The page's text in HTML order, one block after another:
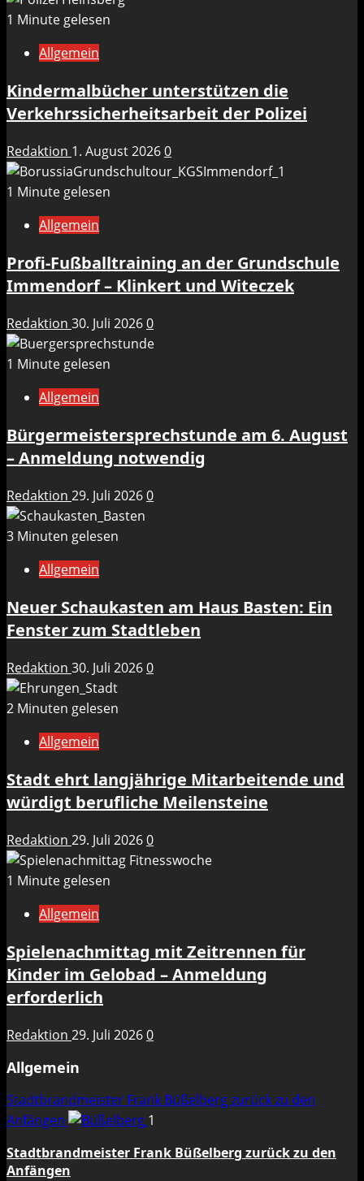
1 Minute gelesen
Allgemein
Kindermalbücher unterstützen die
Verkehrssicherheitsarbeit der Polizei
Redaktion 1. August 20260
1 Minute gelesen
Allgemein
Profi-Fußballtraining an der Grundschule
Immendorf – Klinkert und Witeczek
Redaktion 30. Juli 20260
1 Minute gelesen
Allgemein
Bürgermeistersprechstunde am 6. August
– Anmeldung notwendig
Redaktion 29. Juli 20260
3 Minuten gelesen
Allgemein
Neuer Schaukasten am Haus Basten: Ein
Fenster zum Stadtleben
Redaktion 30. Juli 20260
2 Minuten gelesen
Allgemein
Stadt ehrt langjährige Mitarbeitende und
würdigt berufliche Meilensteine
Redaktion 29. Juli 20260
1 Minute gelesen
Allgemein
Spielenachmittag mit Zeitrennen für
Kinder im Gelobad – Anmeldung
erforderlich
Redaktion 29. Juli 20260
Allgemein
Stadtbrandmeister Frank Büßelberg zurück zu den
Anfängen
1
Stadtbrandmeister Frank Büßelberg zurück zu den
Anfängen